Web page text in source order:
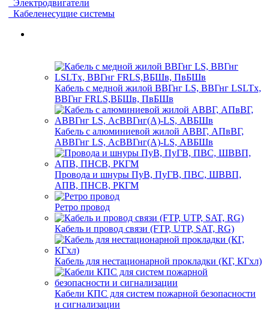
Электродвигатели
Кабеленесущие системы
Кабель с медной жилой ВВГнг LS, ВВГнг LSLTx,
ВВГнг FRLS,ВБШв, ПвБШв
Кабель с алюминиевой жилой АВВГ, АПвВГ,
АВВГнг LS, АсВВГнг(А)-LS, АВБШв
Провода и шнуры ПуВ, ПуГВ, ПВС, ШВВП,
АПВ, ПНСВ, РКГМ
Ретро провод
Кабель и провод связи (FTP, UTP, SAT, RG)
Кабель для нестационарной прокладки (КГ, КГхл)
Кабели КПС для систем пожарной безопасности
и сигнализации